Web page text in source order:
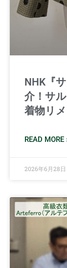
NHK『
介！サ
着物リ
READ MORE
2026年6月28日